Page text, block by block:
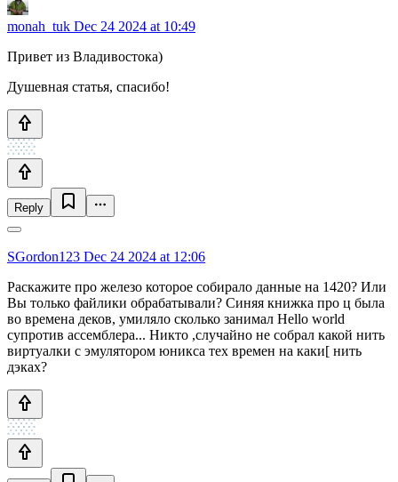
monah_tuk Dec 24 2024 at 10:49
Привет из Владивостока)
Душевная статья, спасибо!
Reply
SGordon123 Dec 24 2024 at 12:06
Раскажите про железо которое собирало данные на 1420? Или
Вы только файлики обрабатывали? Синяя книжка про ц была
во времена деков, умиляло сколько занимал Hello world
супротив ассемблера... Никто ,случайно не собрал какой нить
виртуалки с эмулятором юникса тех времен на каки[ нить
дэках?